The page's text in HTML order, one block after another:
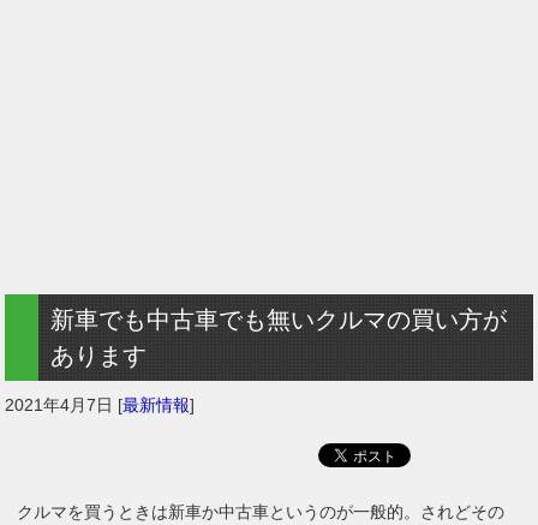
新車でも中古車でも無いクルマの買い方が
あります
2021年4月7日 [最新情報]
クルマを買うときは新車か中古車というのが一般的。されどその